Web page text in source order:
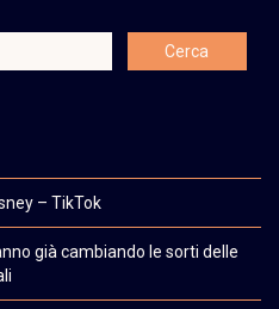
– TikTok
già cambiando le sorti delle